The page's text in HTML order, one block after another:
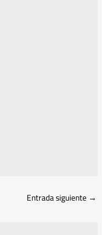
Entrada siguiente→